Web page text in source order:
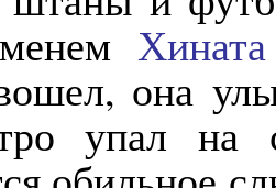
Хината
она
упал на